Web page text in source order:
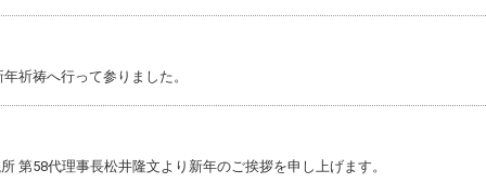
祈祷へ行って参りました。
第58代理事長松井隆文より新年のご挨拶を申し上げます。